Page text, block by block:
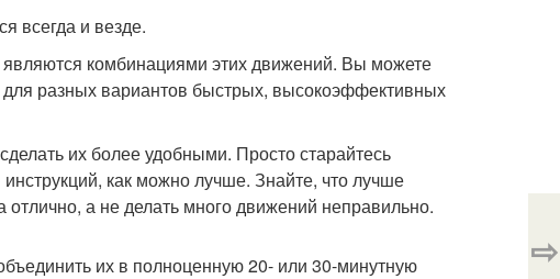
всегда и везде.
комбинациями этих движений. Вы можете
для разных вариантов быстрых, высокоэффективных
их более удобными. Просто старайтесь
как можно лучше. Знайте, что лучше
отлично, а не делать много движений неправильно.
их в полноценную 20- или 30-минутную
⇨